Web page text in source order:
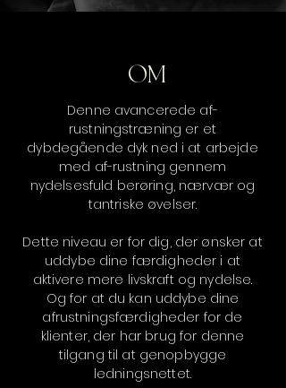
OM
Denne avancerede af-
rustningstræning er et
dybdegående dyk ned i at arbejde
med af-rustning gennem
nydelsesfuld berøring, nærvær og
tantriske øvelser.
Dette niveau er for dig, der ønsker at
uddybe dine færdigheder i at
aktivere mere livskraft og nydelse.
Og for at du kan uddybe dine
afrustningsfærdigheder for de
klienter, der har brug for denne
tilgang til at genopbygge
ledningsnettet.